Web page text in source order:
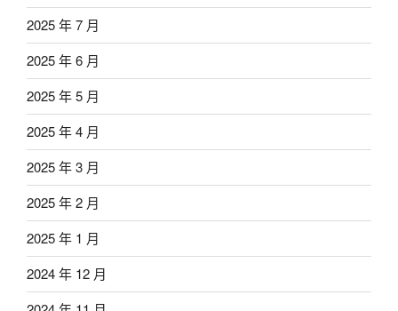
2025 年 7 月
2025 年 6 月
2025 年 5 月
2025 年 4 月
2025 年 3 月
2025 年 2 月
2025 年 1 月
2024 年 12 月